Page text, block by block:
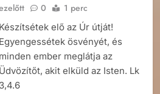
0 1 perc
Készítsétek elő az Úr útját!
Egyengessétek ösvényét, és
minden ember meglátja az
Üdvözítőt, akit elküld az Isten. Lk
3,4.6